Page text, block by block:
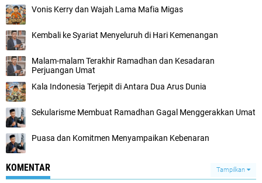
Vonis Kerry dan Wajah Lama Mafia Migas
Kembali ke Syariat Menyeluruh di Hari Kemenangan
Malam-malam Terakhir Ramadhan dan Kesadaran
Perjuangan Umat
Kala Indonesia Terjepit di Antara Dua Arus Dunia
Sekularisme Membuat Ramadhan Gagal Menggerakkan Umat
Puasa dan Komitmen Menyampaikan Kebenaran
KOMENTAR Tampilkan